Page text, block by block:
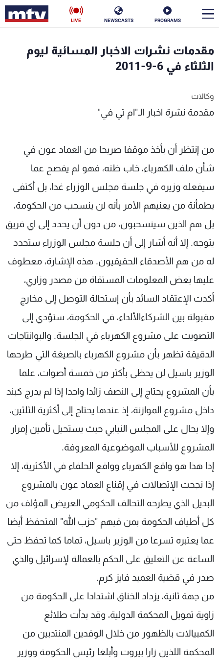
PROGRAMS
NEWSCASTS
LIVE
مقدمات نشرات الاخبار المسائية ليوم
الثلثاء في 6-9-2011
وكالات
مقدمة نشرة اخبار الـ"ام تي في"
من إنتظر أن يأخذ موقفا صريحا من العماد عون في
شأن ملف الكهرباء، خاب ظنه، فهو لم يفصح عما
سيفعله وزيره في جلسة مجلس الوزراء غدا، بل أكتفى
بطمأنة من يعنيهم الأمر بأنه لن ينسحب من الحكومة،
بل هم الذين سينسحبون، من دون أن يحدد إلى اي فريق
يتوجه. إلا أنه أشار إلى أن جلسة مجلس الوزراء ستحدد
له من هم الأصدقاء الحقيقيون. هذه الإشارة، معطوف
عليها بعض المعلومات المستقاة من مصدر وزاري،
أكدت الإعتقاد السائد بأن إستحالة التوصل إلى مخارج
مقبولة بين الشركاءالألداء، في الحكومة، ستؤدي إلى
التصويت على مشروع الكهرباء في الجلسة. والبوانتاجات
الدقيقة تظهر بأن مشروع الكهرباء بالصيغة التي طرحها
الوزير باسيل لن يحظى بأكثر من خمسة أصوات، علما
بأن المشروع يحتاج إلى النصف زائدا واحدا إذا لم يدرج كبند
داخل مشروع الموازنة، إذ عندها يحتاج إلى أكثرية الثلثين،
وإلا يحال على المجلس النيابي حيث يستحيل تأمين إمرار
المشروع للأسباب الموضوعية المعروفة.
إذا هذا هو واقع الكهرباء وواقع الحلفاء في الأكثرية، إلا
إذا نجحت الإتصالات في إقناع العماد عون بالمشروع
البديل الذي يطرحه التحالف الحكومي العريض المؤلف من
كل أطياف الحكومة بمن فيهم "حزب الله" المتحفظ أيضا
عما يعتبره تسرعا من الوزير باسيل، تماما كما تحفظ حتى
الساعة عن التعليق على الحكم بالعمالة لإسرائيل والذي
صدر في قضية العميد فايز كرم.
من جهة ثانية، يزداد الخناق اشتدادا على الحكومة من
زاوية تمويل المحكمة الدولية، وقد بدأت طلائع
الكمبيالات بالظهور من خلال الوفدين المنتدبين من
المحكمة اللذين زارا بيروت وأبلغا رئيس الحكومة ووزير
الأخبار
إقتصاد فن
كأس العالم
البرامج
شاهد البرامج
الترددات
عن MTV
الإنـتـاج
لاعلاناتكم
وظائف
تواصل معنا
شروط الإسـتخدام
سياسة الخصوصية